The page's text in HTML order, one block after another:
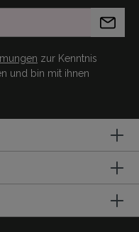
zur Kenntnis
und bin mit ihnen